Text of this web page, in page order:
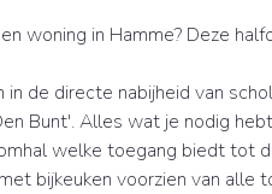
woning in Hamme? Deze
de directe nabijheid van
Bunt'. Alles wat je nodig
welke toegang biedt tot
bijkeuken voorzien van